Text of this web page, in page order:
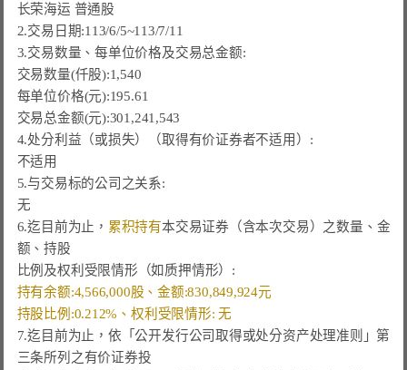
长荣海运 普通股
2.交易日期:113/6/5~113/7/11
交易数量(仟股):1,540
每单位价格(元):195.61
交易总金额(元):301,241,543
4.处分利益（或损失）（取得有价证券者不适用）:
不适用
5.与交易标的公司之关系:
无
6.迄目前为止， 累积持有本交易证券（含本次交易）之数量、金
额、持股
持有余额:4,566,000股、金额:830,849,924元
持股比例:0.212%、权利受限情形: 无
7.迄目前为止，依「公开发行公司取得或处分资产处理准则」第
三条所列之有价证券投